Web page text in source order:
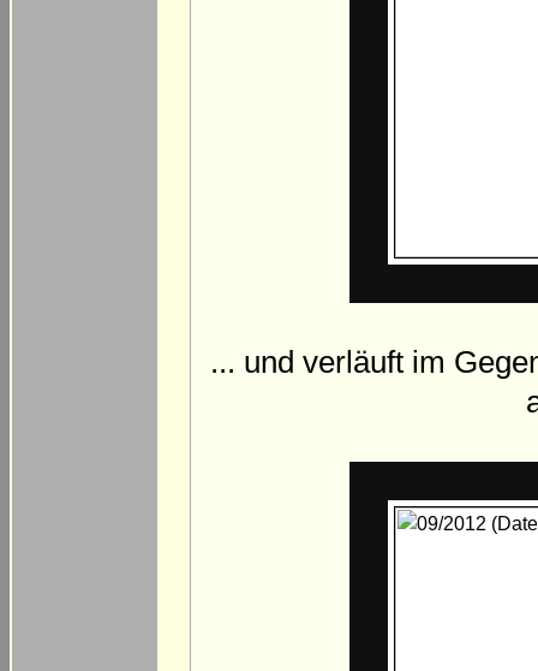
... und verläuft im